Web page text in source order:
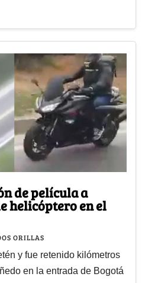
de película a
helicóptero en el
ORILLAS
y fue retenido kilómetros
en la entrada de Bogotá